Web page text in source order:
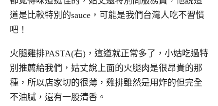
道是比較特別的sauce，可能是我們台灣人吃不習慣
吧！
火腿雞排PASTA(右)，這道就正常多了，小姑吃過特
別推薦給我們，姑丈說上面的火腿肉是很昂貴的那
種，所以店家切的很薄，雞排雖然是用炸的但完全
不油膩，還有一股清香。